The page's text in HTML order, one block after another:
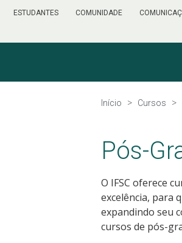
ESTUDANTES COMUNIDADE
Início Cursos
Pós-
O IFSC oferece
excelência, para
expandindo seu
cursos de pós-